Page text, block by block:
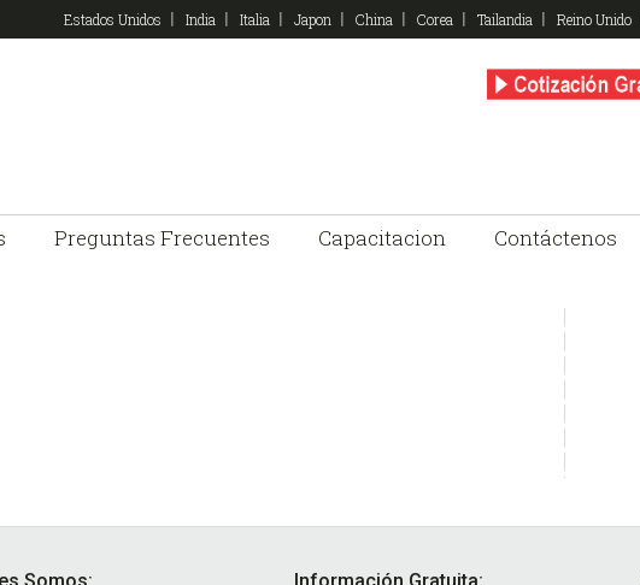
Estados Unidos India Italia Japon China Corea Tailandia Reino Unido
Preguntas Frecuentes Capacitacion Contáctenos